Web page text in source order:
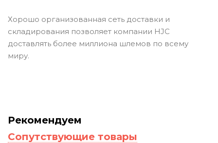
Хорошо организованная сеть доставки и
складирования позволяет компании HJC
доставлять более миллиона шлемов по всему
миру.
Рекомендуем
Сопутствующие товары